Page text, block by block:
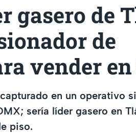
gasero de
de
vender
en un operativo
sería líder gasero en
piso.